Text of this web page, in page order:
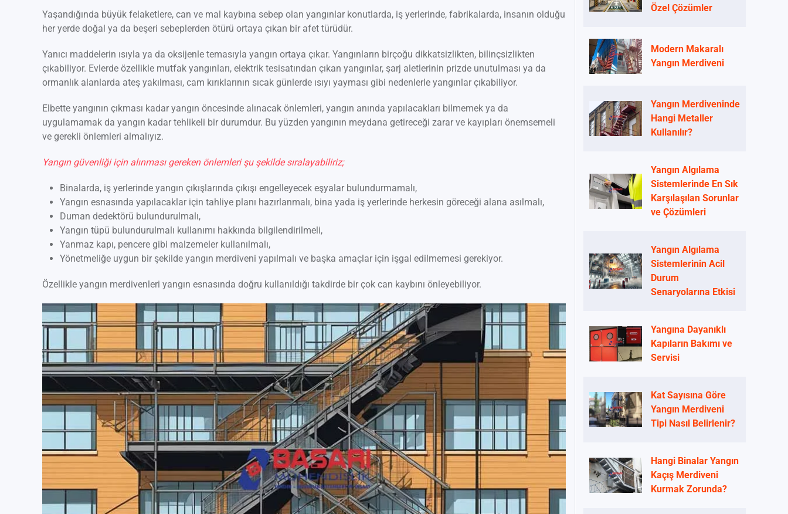
Yaşandığında büyük felaketlere, can ve mal kaybına sebep olan yangınlar konutlarda, iş yerlerinde, fabrikalarda, insanın olduğu
her yerde doğal ya da beşeri sebeplerden ötürü ortaya çıkan bir afet türüdür.
Yanıcı maddelerin ısıyla ya da oksijenle temasıyla yangın ortaya çıkar. Yangınların birçoğu dikkatsizlikten, bilinçsizlikten
çıkabiliyor. Evlerde özellikle mutfak yangınları, elektrik tesisatından çıkan yangınlar, şarj aletlerinin prizde unutulması ya da
ormanlık alanlarda ateş yakılması, cam kırıklarının sıcak günlerde ısıyı yayması gibi nedenlerle yangınlar çıkabiliyor.
Elbette yangının çıkması kadar yangın öncesinde alınacak önlemleri, yangın anında yapılacakları bilmemek ya da
uygulamamak da yangın kadar tehlikeli bir durumdur. Bu yüzden yangının meydana getireceği zarar ve kayıpları önemsemeli
ve gerekli önlemleri almalıyız.
Yangın güvenliği için alınması gereken önlemleri şu şekilde sıralayabiliriz;
Binalarda, iş yerlerinde yangın çıkışlarında çıkışı engelleyecek eşyalar bulundurmamalı,
Yangın esnasında yapılacaklar için tahliye planı hazırlanmalı, bina yada iş yerlerinde herkesin göreceği alana asılmalı,
Duman dedektörü bulundurulmalı,
Yangın tüpü bulundurulmalı kullanımı hakkında bilgilendirilmeli,
Yanmaz kapı, pencere gibi malzemeler kullanılmalı,
Yönetmeliğe uygun bir şekilde yangın merdiveni yapılmalı ve başka amaçlar için işgal edilmemesi gerekiyor.
Özellikle yangın merdivenleri yangın esnasında doğru kullanıldığı takdirde bir çok can kaybını önleyebiliyor.
Özel Çözümler
Modern Makaralı
Yangın Merdiveni
Yangın Merdiveninde
Hangi Metaller
Kullanılır?
Yangın Algılama
Sistemlerinde En Sık
Karşılaşılan Sorunlar
ve Çözümleri
Yangın Algılama
Sistemlerinin Acil
Durum
Senaryolarına Etkisi
Yangına Dayanıklı
Kapıların Bakımı ve
Servisi
Kat Sayısına Göre
Yangın Merdiveni
Tipi Nasıl Belirlenir?
Hangi Binalar Yangın
Kaçış Merdiveni
Kurmak Zorunda?